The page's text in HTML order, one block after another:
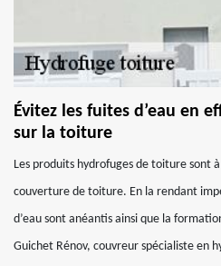
Évitez les fuites d’eau en
sur la toiture
Les produits hydrofuges de toiture sont
couverture de toiture. En la rendant
d’eau sont anéantis ainsi que la
Guichet Rénov, couvreur spécialiste en